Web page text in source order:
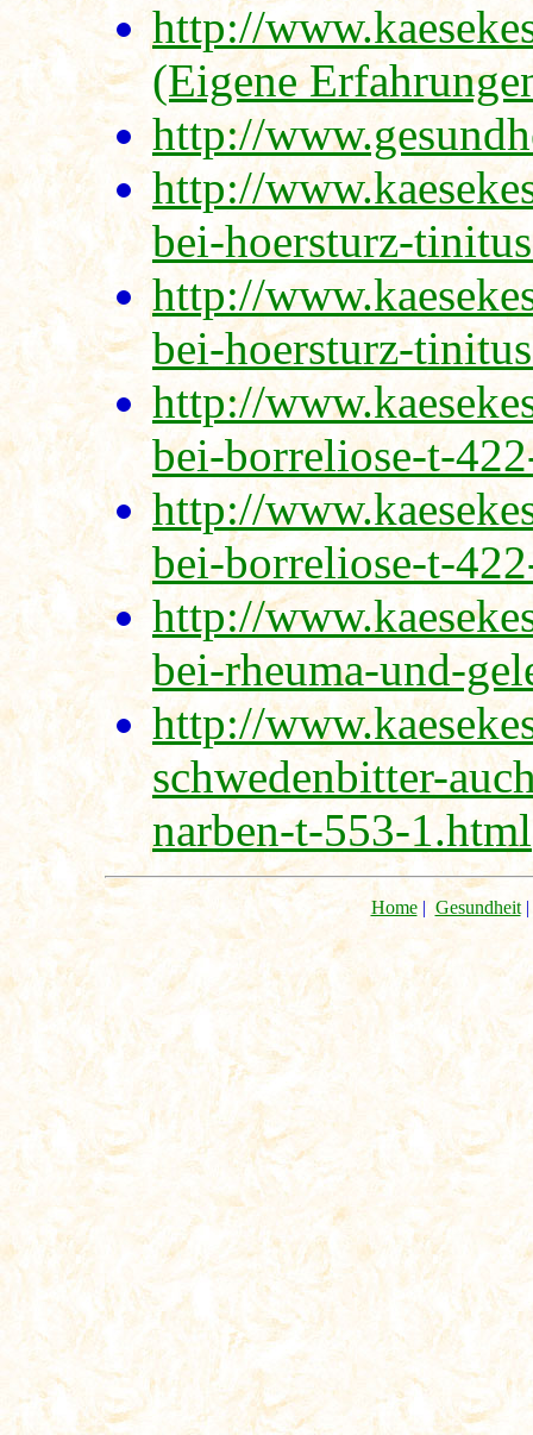
http://
(Eigene
http://
http://
bei-hoersturz-
http://
bei-hoersturz-
http://
bei-borreliose-t-
http://
bei-borreliose-t-
http://
bei-rheuma-und-
http://
schwedenbitter-
narben-t-553-1.html
Home| Gesundheit